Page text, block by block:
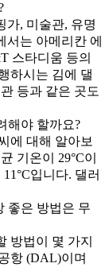
가, 미술관, 유명
서는 아메리칸 에
스타디움 등의
하시는 김에 댈
등과 같은 곳도
해야 할까요?
에 대해 알아보
기온이 29°C이
입니다. 댈러
좋은 방법은 무
방법이 몇 가지
항 (DAL)이며